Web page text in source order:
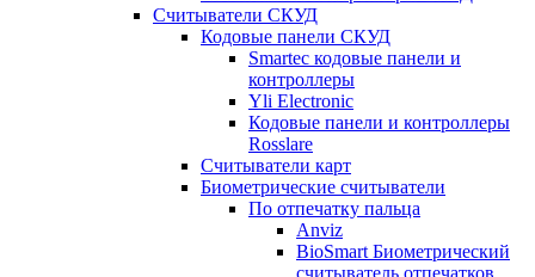
Считыватели СКУД
Кодовые панели СКУД
Smartec кодовые панели и
контроллеры
Yli Electronic
Кодовые панели и контроллеры
Rosslare
Считыватели карт
Биометрические считыватели
По отпечатку пальца
Anviz
BioSmart Биометрический
считыватель отпечатков